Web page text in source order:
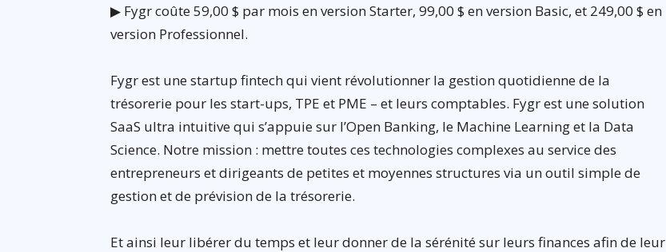
▶ Fygr coûte 59,00 $ par mois en version Starter, 99,00 $ en version Basic, et 249,00 $ en
version Professionnel.
Fygr est une startup fintech qui vient révolutionner la gestion quotidienne de la
trésorerie pour les start-ups, TPE et PME – et leurs comptables. Fygr est une solution
SaaS ultra intuitive qui s’appuie sur l’Open Banking, le Machine Learning et la Data
Science. Notre mission : mettre toutes ces technologies complexes au service des
entrepreneurs et dirigeants de petites et moyennes structures via un outil simple de
gestion et de prévision de la trésorerie.
Et ainsi leur libérer du temps et leur donner de la sérénité sur leurs finances afin de leur